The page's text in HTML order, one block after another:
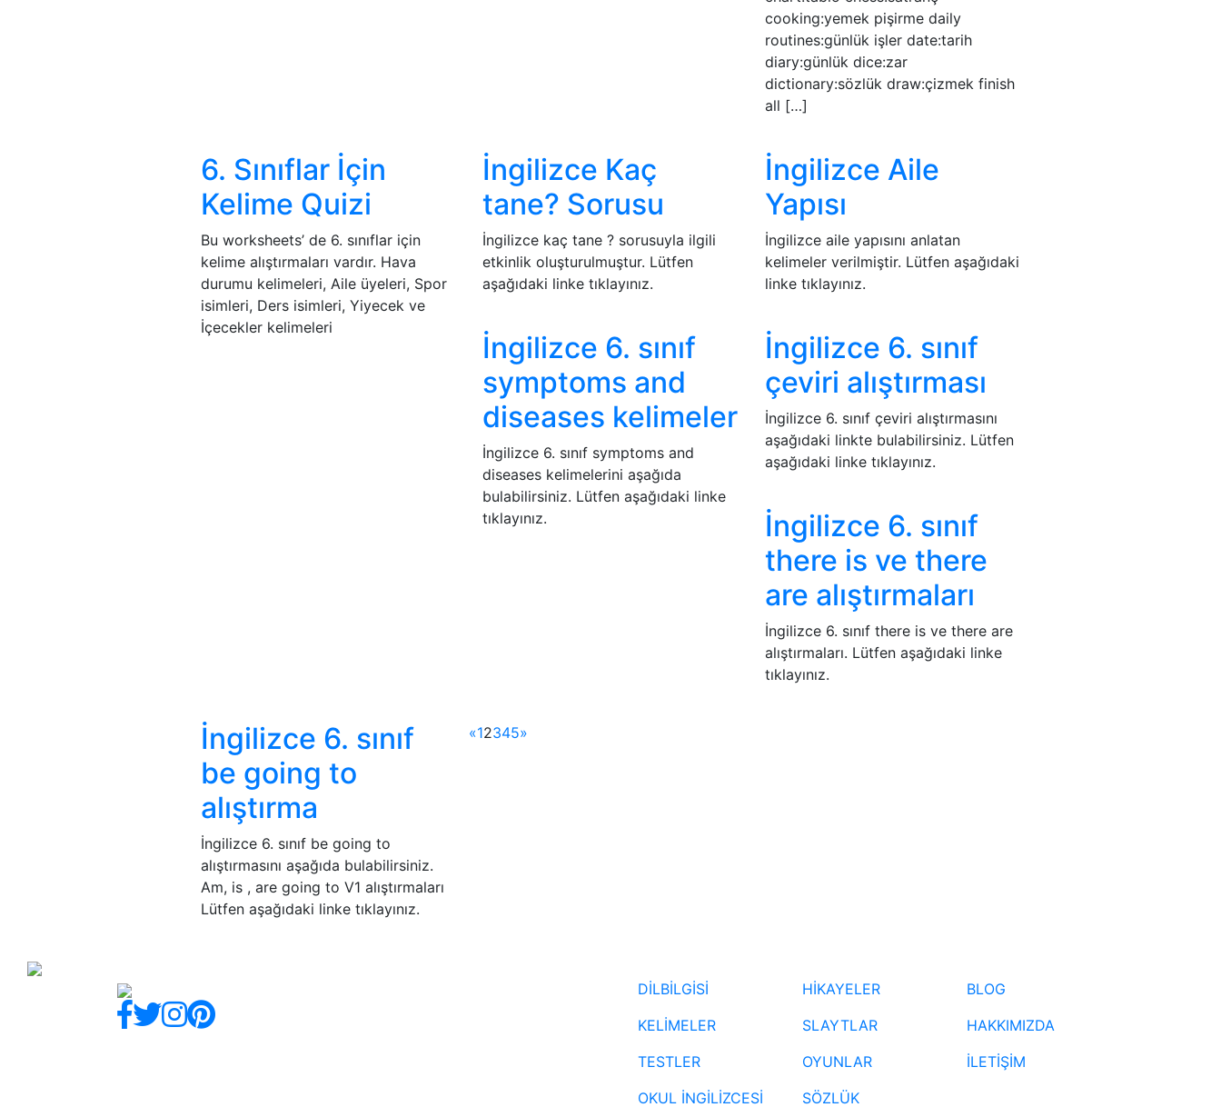
cooking:yemek pişirme daily
routines:günlük işler date:tarih
diary:günlük dice:zar
dictionary:sözlük draw:çizmek finish
all […]
6. Sınıflar İçin
Kelime Quizi
Bu worksheets’ de 6. sınıflar için
kelime alıştırmaları vardır. Hava
durumu kelimeleri, Aile üyeleri, Spor
isimleri, Ders isimleri, Yiyecek ve
İçecekler kelimeleri
İngilizce Kaç
tane? Sorusu
İngilizce kaç tane ? sorusuyla ilgili
etkinlik oluşturulmuştur. Lütfen
aşağıdaki linke tıklayınız.
İngilizce Aile
Yapısı
İngilizce aile yapısını anlatan
kelimeler verilmiştir. Lütfen aşağıdaki
linke tıklayınız.
İngilizce 6. sınıf
symptoms and
diseases kelimeler
İngilizce 6. sınıf symptoms and
diseases kelimelerini aşağıda
bulabilirsiniz. Lütfen aşağıdaki linke
tıklayınız.
İngilizce 6. sınıf
çeviri alıştırması
İngilizce 6. sınıf çeviri alıştırmasını
aşağıdaki linkte bulabilirsiniz. Lütfen
aşağıdaki linke tıklayınız.
İngilizce 6. sınıf
there is ve there
are alıştırmaları
İngilizce 6. sınıf there is ve there are
alıştırmaları. Lütfen aşağıdaki linke
tıklayınız.
İngilizce 6. sınıf
be going to
alıştırma
İngilizce 6. sınıf be going to
alıştırmasını aşağıda bulabilirsiniz.
Am, is , are going to V1 alıştırmaları
Lütfen aşağıdaki linke tıklayınız.
«12345»
DİLBİLGİSİ
KELİMELER
TESTLER
OKUL İNGİLİZCESİ
HİKAYELER
SLAYTLAR
OYUNLAR
SÖZLÜK
BLOG
HAKKIMIZDA
İLETİŞİM